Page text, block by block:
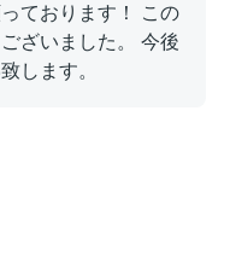
ております！ この
ざいました。 今後
します。